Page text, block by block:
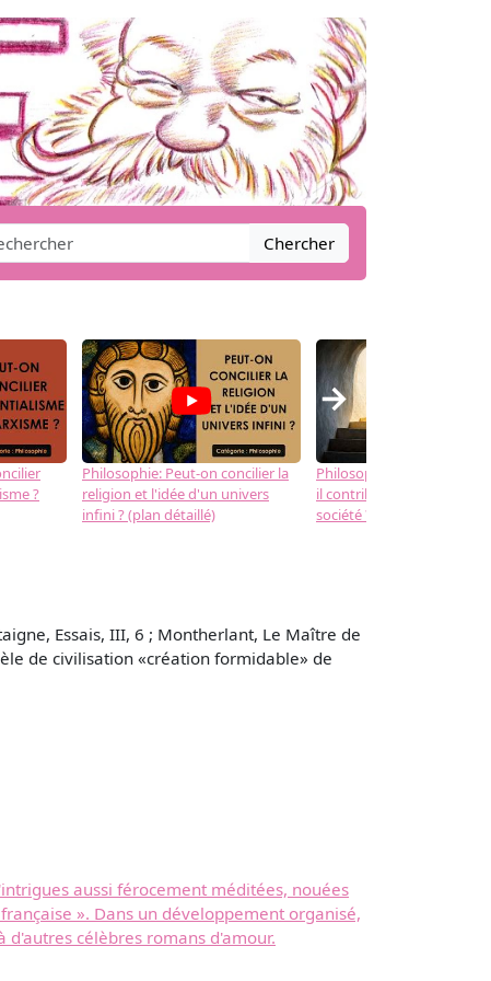
Chercher
?
Philosophie: Peut-on concilier la
religion et l'idée d'un univers
infini ? (plan détaillé)
Philosophie: Le
il contribuer au progrès de
société ? (plan détaillé)
→
Essais, III, 6 ; Montherlant, Le Maître de
de civilisation «création formidable» de
aussi férocement méditées, nouées
». Dans un développement organisé,
célèbres romans d'amour.